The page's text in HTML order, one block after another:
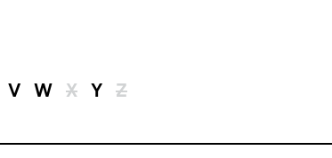
V W X Y Z